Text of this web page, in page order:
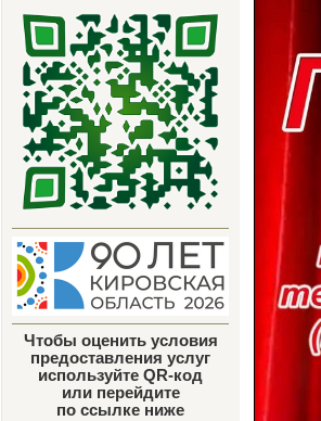
Чтобы оценить условия
предоставления услуг
используйте QR-код
или перейдите
по ссылке ниже